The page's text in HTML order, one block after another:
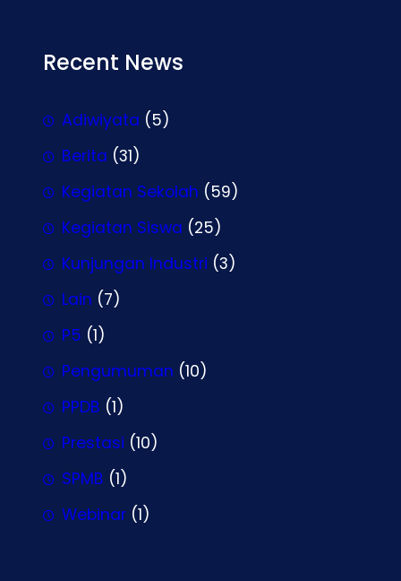
Recent News
Adiwiyata (5)
Berita (31)
Kegiatan Sekolah (59)
Kegiatan Siswa (25)
Kunjungan Industri (3)
Lain (7)
P5 (1)
Pengumuman (10)
PPDB (1)
Prestasi (10)
SPMB (1)
Webinar (1)